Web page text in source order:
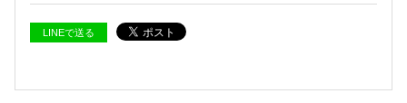
LINEで送る